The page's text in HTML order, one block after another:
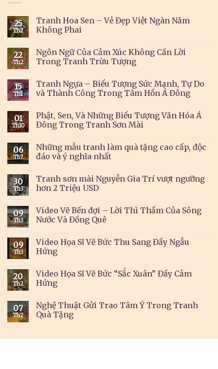
25
Th2
Tranh Hoa Sen – Vẻ Đẹp Việt Ngàn Năm
Không Phai
22
Th2
Ngôn Ngữ Của Cảm Xúc Không Cần Lời
Trong Tranh Trừu Tượng
15
Th1
Tranh Ngựa – Biểu Tượng Sức Mạnh, Tự Do
và Thành Công Trong Tâm Hồn Á Đông
01
Th10
Phật, Sen, Và Những Biểu Tượng Văn Hóa Á
Đông Trong Tranh Sơn Mài
06
Th7
Những mẫu tranh làm quà tặng cao cấp, độc
đáo và ý nghĩa nhất
30
Th3
Tranh sơn mài Nguyễn Gia Trí vượt ngưỡng
hơn 2 Triệu USD
09
Th3
Video Vẽ Bến đợi – Lời Thì Thầm Của Sông
Nước Và Đồng Quê
09
Th3
Video Họa Sĩ Vẽ Bức Thu Sang Đầy Ngẫu
Hứng
20
Th2
Video Họa Sĩ Vẽ Bức “Sắc Xuân” Đầy Cảm
Hứng
07
Th2
Nghệ Thuật Gửi Trao Tâm Ý Trong Tranh
Quà Tặng